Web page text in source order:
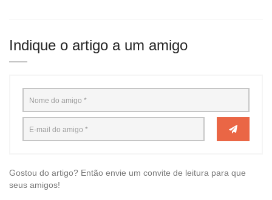
Indique o artigo a um amigo
Gostou do artigo? Então envie um convite de leitura para que
seus amigos!